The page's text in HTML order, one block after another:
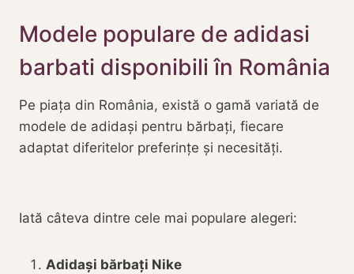
Modele populare de adidasi
barbati disponibili în România
Pe piața din România, există o gamă variată de
modele de adidași pentru bărbați, fiecare
adaptat diferitelor preferințe și necesități.
Iată câteva dintre cele mai populare alegeri:
Adidași bărbați Nike